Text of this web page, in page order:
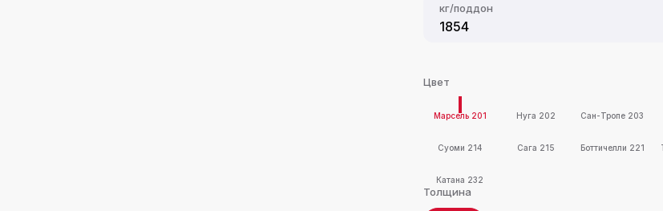
кг/поддон
1854
Цвет
Марсель 201 Нуга 202 Сан-Тропе 203
Суоми 214 Сага 215 Боттичелли 221
Катана 232
Толщина